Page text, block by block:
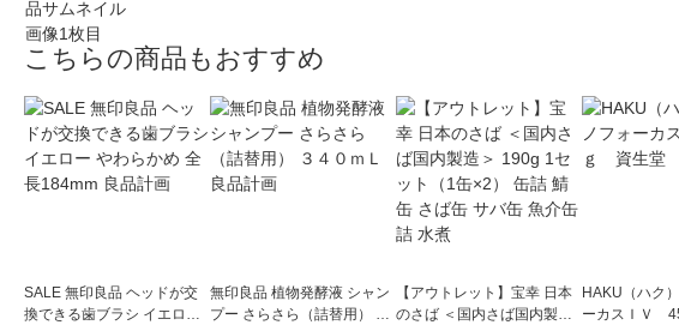
こちらの商品もおすすめ
SALE 無印良品 ヘッドが交
換できる歯ブラシ イエロー
無印良品 植物発酵液 シャン
プー さらさら（詰替用） ３
【アウトレット】宝幸 日本
のさば ＜国内さば国内製造
HAKU（ハク
ーカスＩＶ